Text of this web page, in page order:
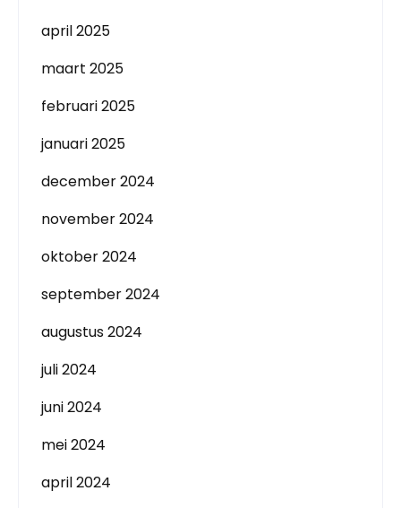
april 2025
maart 2025
februari 2025
januari 2025
december 2024
november 2024
oktober 2024
september 2024
augustus 2024
juli 2024
juni 2024
mei 2024
april 2024